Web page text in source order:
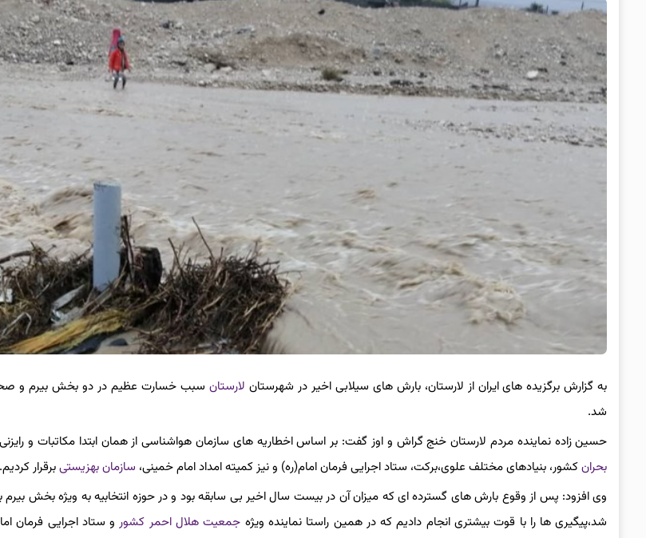
به گزارش برگزیده های ایران از لارستان، بارش های سیلابی اخیر در شهرستان لارستان سبب خسارت عظیم در دو بخش بیرم و
شد.
حسین زاده نماینده مردم لارستان خنج گراش و اوز گفت: بر اساس اخطاریه های سازمان هواشناسی از همان ابتدا مکاتبات و رایزنی
بحرانکشور، بنیادهای مختلف علوی،برکت، ستاد اجرایی فرمان امام(ره) و نیز کمیته امداد امام خمینی، سازمان بهزیستیبرقرار کردیم.
وی افزود: پس از وقوع بارش های گسترده ای که میزان آن در بیست سال اخیر بی سابقه بود و در حوزه انتخابیه به ویژه بخش
شد،پیگیری ها را با قوت بیشتری انجام دادیم که در همین راستا نماینده ویژه جمعیت هلال احمر کشورو ستاد اجرایی فرمان